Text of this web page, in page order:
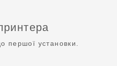
першої установки.